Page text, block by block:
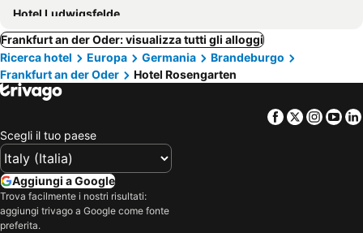
Hotel Ludwigsfelde
Frankfurt an der Oder: visualizza tutti gli alloggi
Ricerca hotel
Europa Germania
Brandeburgo
Frankfurt an der Oder
Hotel Rosengarten
Facebook
Twitter
Scegli il tuo paese
Aggiungi a Google
Trova facilmente i nostri risultati:
aggiungi trivago a Google come fonte
preferita.